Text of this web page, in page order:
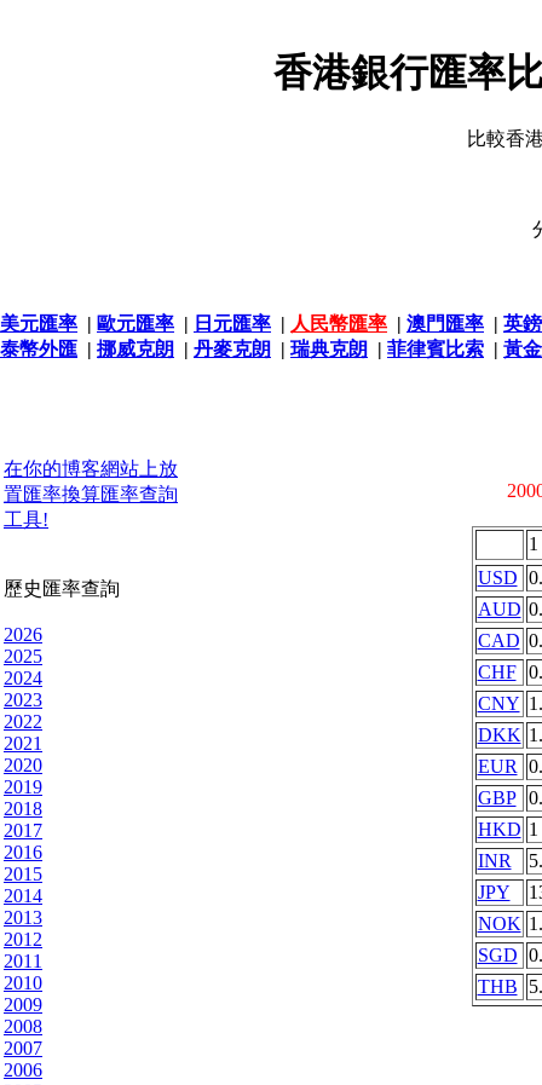
香港銀行匯率
比較香
美元匯率 | 歐元匯率 | 日元匯率 | 人民幣匯率 | 澳門匯率 | 英
泰幣外匯 | 挪威克朗 | 丹麥克朗 | 瑞典克朗 | 菲律賓比索 | 黃
在你的博客網站上放
置匯率換算匯率查詢
工具!
歷史匯率查詢
2026
2025
2024
2023
2022
2021
2020
2019
2018
2017
2016
2015
2014
2013
2012
2011
2010
2009
2008
2007
2006
1
USD
AUD
CAD
CHF
CNY
DKK
EUR
GBP
HKD 1
INR
JPY
NOK
SGD
THB